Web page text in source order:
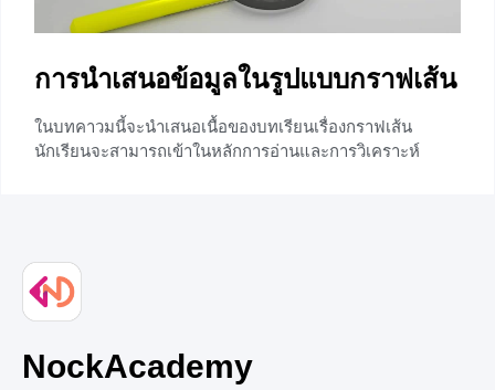
ผลไม้ที่ถูกขายตามข้อมูลดังนี้ วิธีทำ เริ่มจากการสร้างเเกน x
เเละเเกน y โดยให้เเกน x เป็น
0
การนำเสนอข้อมูลในรูปแบบกราฟเส้น
ในบทคาวมนี้จะนำเสนอเนื้อของบทเรียนเรื่องกราฟเส้น
นักเรียนจะสามารถเข้าในหลักการอ่านและการวิเคราะห์
NockAcademy